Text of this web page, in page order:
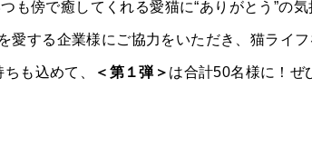
も傍で癒してくれる愛猫に“ありがとう”の
愛する企業様にご協力をいただき、猫ライ
も込めて、 ＜第１弾＞ は合計50名様に！ぜ